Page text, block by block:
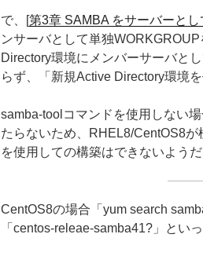
で、[第3章 SAMBA をサーバーとし
ンサーバとして単独
Directory環境にメンバーサーバと
らず、「新規Active Directory環境
samba-toolコマンドを使用しない
たらないため、RHEL8/CentOS8
を使用しての構築はできないようだ
CentOS8の場合「yum search
「centos-releae-samba41?」とい